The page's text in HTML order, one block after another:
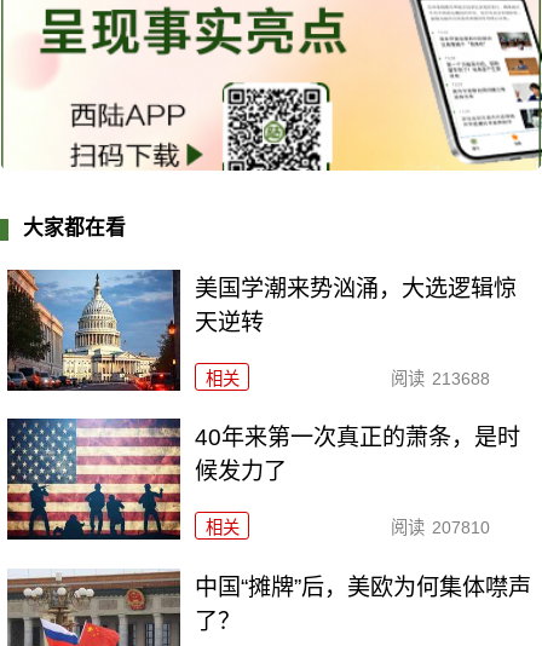
大家都在看
美国学潮来势汹涌，大选逻辑惊
天逆转
相关 阅读 213688
40年来第一次真正的萧条，是时
候发力了
相关 阅读 207810
中国“摊牌”后，美欧为何集体噤声
了？